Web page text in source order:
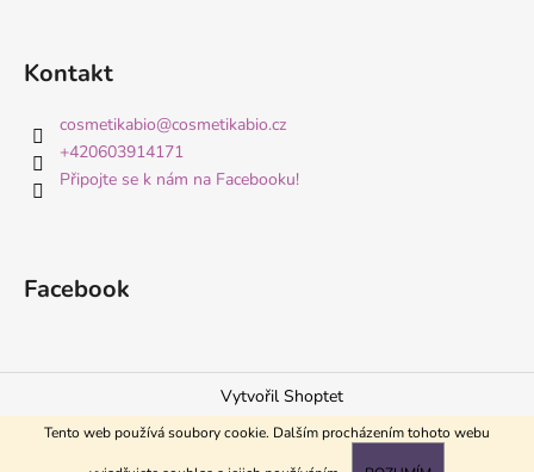
Tento web používá soubory cookie. Dalším procházením tohoto webu
Kontakt
cosmetikabio@cosmetikabio.cz
+420603914171
Připojte se k nám na Facebooku!
Facebook
Vytvořil Shoptet
Copyright 2026Česká přírodní kosmetika CosmetikaBio.